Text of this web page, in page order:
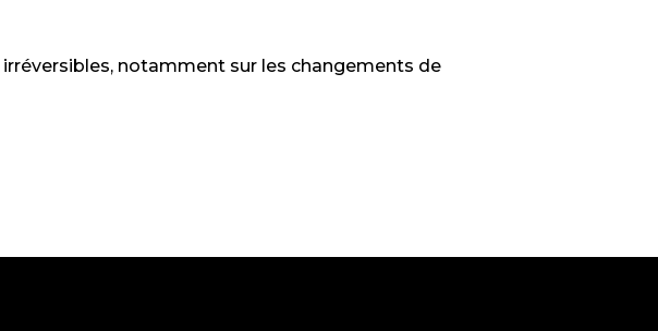
notamment sur les changements de